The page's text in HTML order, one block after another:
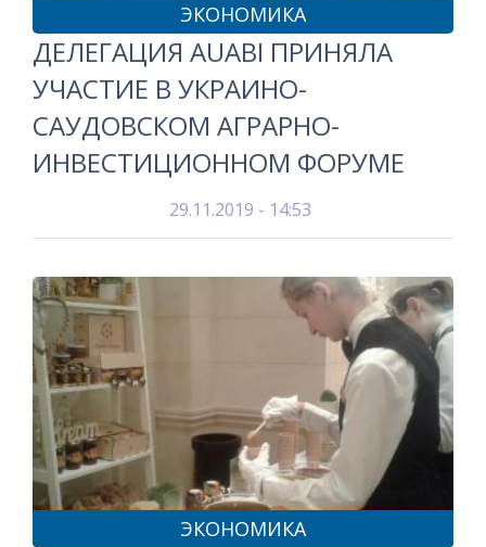
ЭКОНОМИКА
ДЕЛЕГАЦИЯ AUABI ПРИНЯЛА
УЧАСТИЕ В УКРАИНО-
САУДОВСКОМ АГРАРНО-
ИНВЕСТИЦИОННОМ ФОРУМЕ
29.11.2019 - 14:53
ЭКОНОМИКА